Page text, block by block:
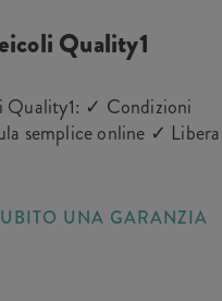
Quality1
Quality1: ✓ Condizioni
semplice online ✓ Libera
UNA GARANZIA